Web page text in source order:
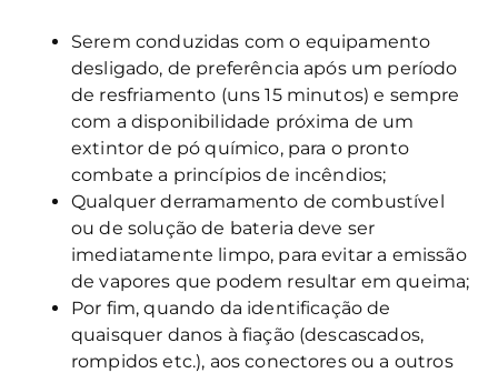
Serem conduzidas com o equipamento
desligado, de preferência após um período
de resfriamento (uns 15 minutos) e sempre
com a disponibilidade próxima de um
extintor de pó químico, para o pronto
combate a princípios de incêndios;
Qualquer derramamento de combustível
ou de solução de bateria deve ser
imediatamente limpo, para evitar a emissão
de vapores que podem resultar em queima;
Por fim, quando da identificação de
quaisquer danos à fiação (descascados,
rompidos etc.), aos conectores ou a outros